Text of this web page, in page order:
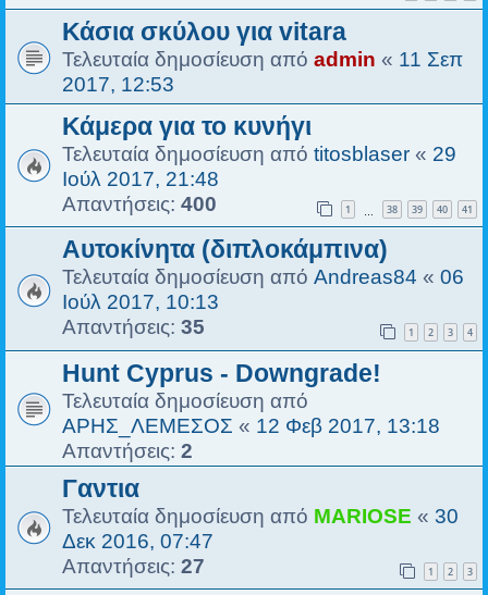
Κάσια σκύλου για vitara
Τελευταία δημοσίευση από admin « 11 Σεπ
2017, 12:53
Κάμερα για το κυνήγι
Τελευταία δημοσίευση από titosblaser « 29
Ιούλ 2017, 21:48
Απαντήσεις: 400 1 … 38 39 40 41
Αυτοκίνητα (διπλοκάμπινα)
Τελευταία δημοσίευση από Andreas84 « 06
Ιούλ 2017, 10:13
Απαντήσεις: 35 1 2 3 4
Hunt Cyprus - Downgrade!
Τελευταία δημοσίευση από
ΑΡΗΣ_ΛΕΜΕΣΟΣ « 12 Φεβ 2017, 13:18
Απαντήσεις: 2
Γαντια
Τελευταία δημοσίευση από MARIOSE « 30
Δεκ 2016, 07:47
Απαντήσεις: 27 1 2 3